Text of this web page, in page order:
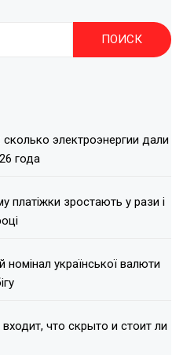
электроэнергии дали
года
платіжки зростають у рази і
номінал української валюти
что скрыто и стоит ли